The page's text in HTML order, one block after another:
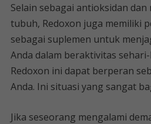
Selain sebagai antioksidan dan
tubuh, Redoxon juga memiliki
sebagai suplemen untuk
Anda dalam beraktivitas
Redoxon ini dapat berperan
Anda. Ini situasi yang sangat
Jika seseorang mengalami